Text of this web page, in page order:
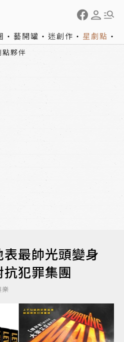
藝開罐 迷創作 星劇點
點夥伴
表最帥光頭變身
抗犯罪集團